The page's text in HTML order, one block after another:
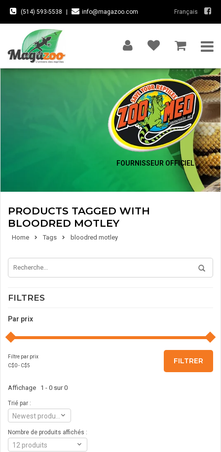
(514) 593-5538 info@magazoo.com Français
FOURNISSEUR OFFICIEL
PRODUCTS TAGGED WITH
BLOODRED MOTLEY
Home Tags bloodred motley
FILTRES
Par prix
Filtre par prix
C$0- C$5
FILTRER
Affichage 1 - 0 sur 0
Trié par :
Nombre de produits affichés :
12 produits